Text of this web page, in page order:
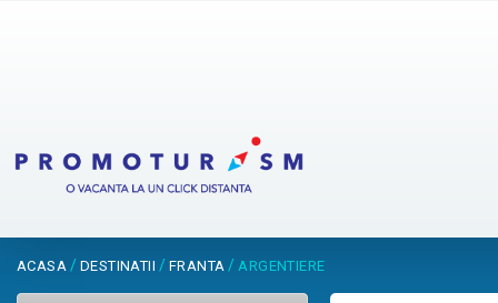
ACASA / DESTINATII / FRANTA /ARGENTIERE